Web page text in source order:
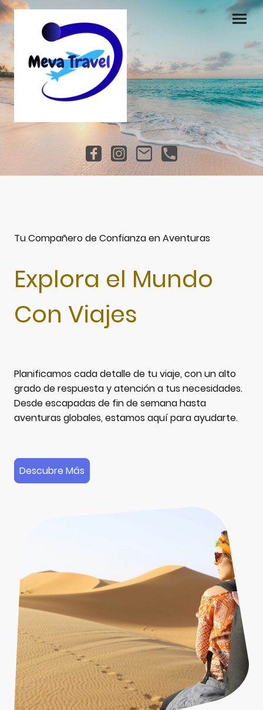
Tu Compañero de Confianza en Aventuras
Explora el Mundo
Con Viajes
Planificamos cada detalle de tu viaje, con un alto
grado de respuesta y atención a tus necesidades.
Desde escapadas de fin de semana hasta
aventuras globales, estamos aquí para ayudarte.
Descubre Más